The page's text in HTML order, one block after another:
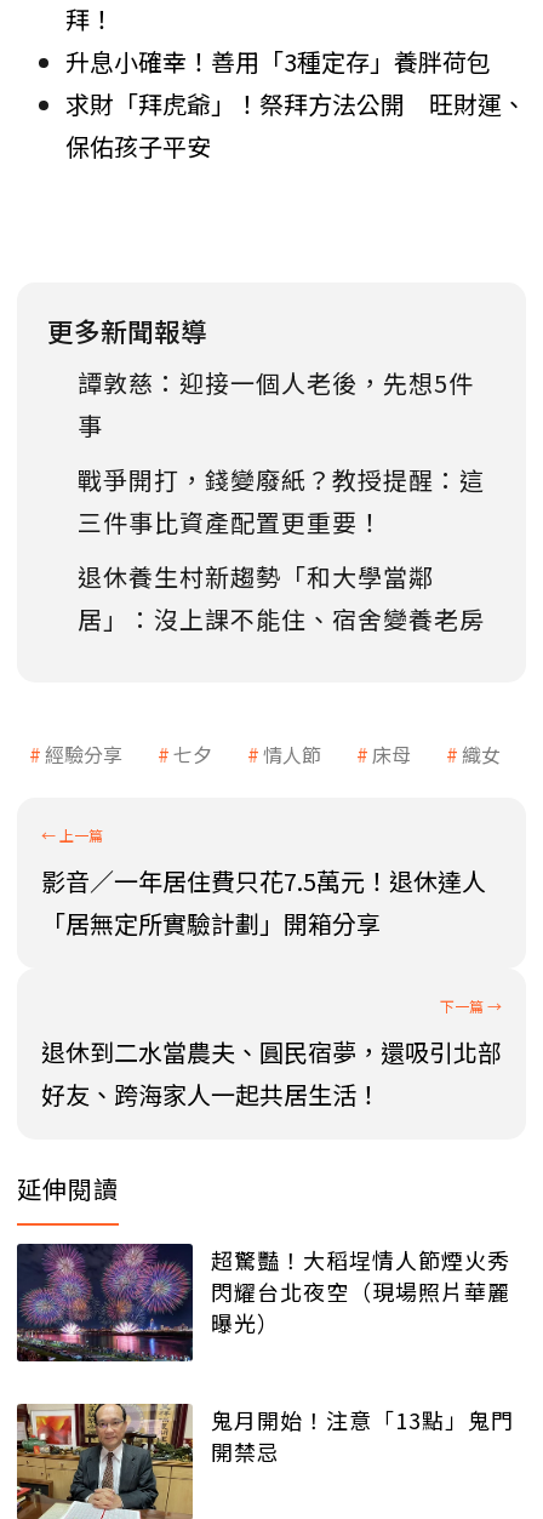
拜！
升息小確幸！善用「3種定存」養胖荷包
求財「拜虎爺」！祭拜方法公開 旺財運、
保佑孩子平安
更多新聞報導
譚敦慈：迎接一個人老後，先想5件
事
戰爭開打，錢變廢紙？教授提醒：這
三件事比資產配置更重要！
退休養生村新趨勢「和大學當鄰
居」：沒上課不能住、宿舍變養老房
經驗分享 七夕 情人節 床母 織女
影音／一年居住費只花7.5萬元！退休達人
「居無定所實驗計劃」開箱分享
退休到二水當農夫、圓民宿夢，還吸引北部
好友、跨海家人一起共居生活！
延伸閱讀
超驚豔！大稻埕情人節煙火秀
閃耀台北夜空（現場照片華麗
曝光）
鬼月開始！注意「13點」鬼門
開禁忌